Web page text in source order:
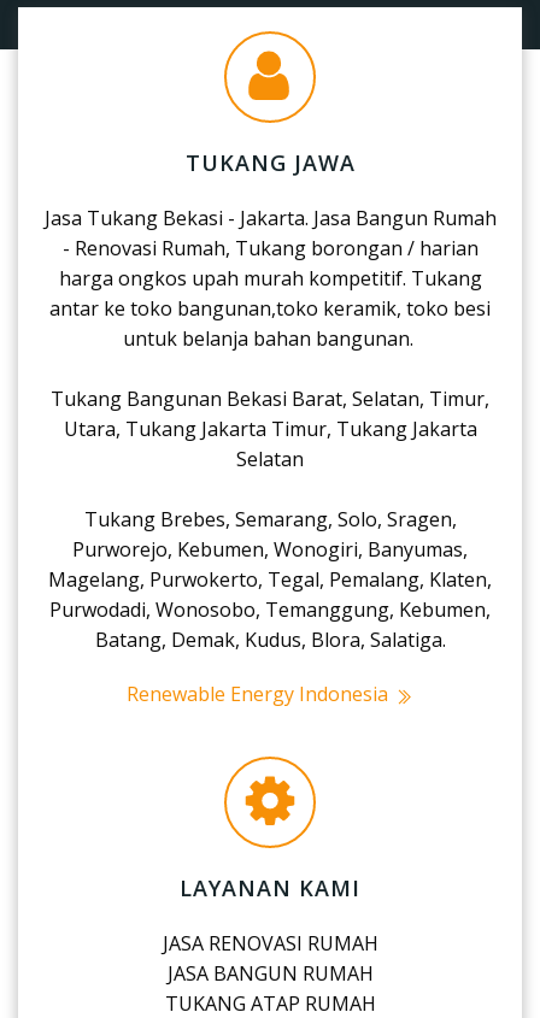
TUKANG JAWA
Jasa Tukang Bekasi - Jakarta. Jasa Bangun Rumah
- Renovasi Rumah, Tukang borongan / harian
harga ongkos upah murah kompetitif. Tukang
antar ke toko bangunan,toko keramik, toko besi
untuk belanja bahan bangunan.
Tukang Bangunan Bekasi Barat, Selatan, Timur,
Utara, Tukang Jakarta Timur, Tukang Jakarta
Selatan
Tukang Brebes, Semarang, Solo, Sragen,
Purworejo, Kebumen, Wonogiri, Banyumas,
Magelang, Purwokerto, Tegal, Pemalang, Klaten,
Purwodadi, Wonosobo, Temanggung, Kebumen,
Batang, Demak, Kudus, Blora, Salatiga.
Renewable Energy Indonesia
LAYANAN KAMI
JASA RENOVASI RUMAH
JASA BANGUN RUMAH
TUKANG ATAP RUMAH